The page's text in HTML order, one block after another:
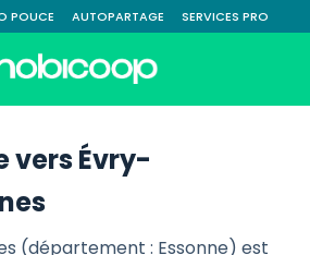
POUCE AUTOPARTAGE SERVICES PRO
vers Évry-
(département : Essonne) est